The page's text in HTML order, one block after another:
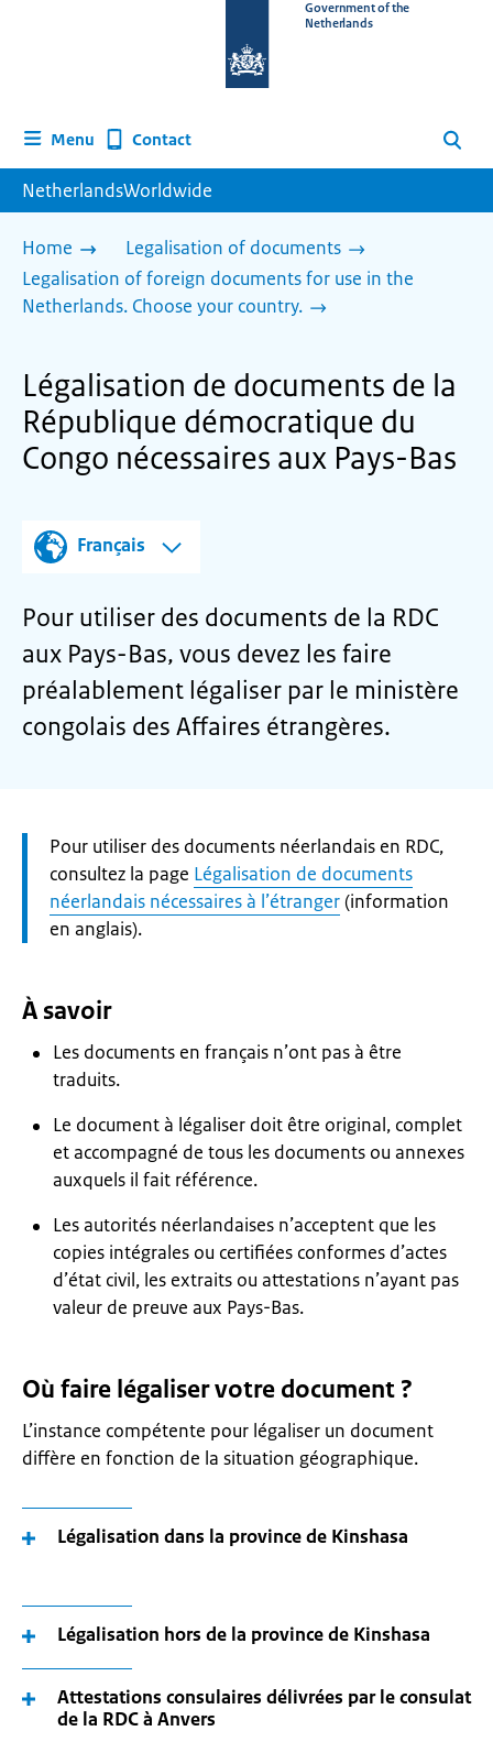
homepage
Government of the
Netherlands
Menu Contact Search
NetherlandsWorldwide
Home
Legalisation of documents
Legalisation of foreign documents for use in the
Netherlands. Choose your country.
Légalisation de documents de la
République démocratique du
Congo nécessaires aux Pays-Bas
Français
Pour utiliser des documents de la RDC
aux Pays-Bas, vous devez les faire
préalablement légaliser par le ministère
congolais des Affaires étrangères.
Let
op:
Pour utiliser des documents néerlandais en RDC,
consultez la page Légalisation de documents
néerlandais nécessaires à l’étranger(information
en anglais).
À savoir
Les documents en français n’ont pas à être
traduits.
Le document à légaliser doit être original, complet
et accompagné de tous les documents ou annexes
auxquels il fait référence.
Les autorités néerlandaises n’acceptent que les
copies intégrales ou certifiées conformes d’actes
d’état civil, les extraits ou attestations n’ayant pas
valeur de preuve aux Pays-Bas.
Où faire légaliser votre document ?
L’instance compétente pour légaliser un document
diffère en fonction de la situation géographique.
Légalisation dans la province de Kinshasa
Légalisation hors de la province de Kinshasa
Attestations consulaires délivrées par le consulat
de la RDC à Anvers